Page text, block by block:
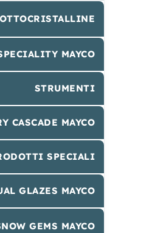
MAYCO
STRUMENTI
CASCADE MAYCO
SPECIALI
GLAZES MAYCO
GEMS MAYCO